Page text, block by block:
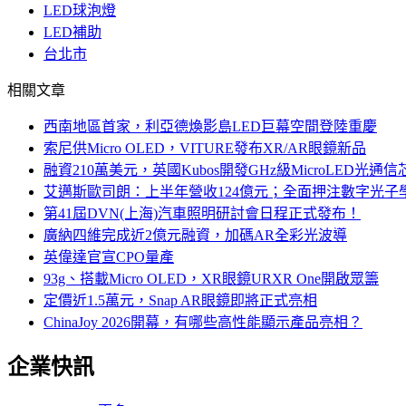
LED球泡燈
LED補助
台北市
相關文章
西南地區首家，利亞德煥影島LED巨幕空間登陸重慶
索尼供Micro OLED，VITURE發布XR/AR眼鏡新品
融資210萬美元，英國Kubos開發GHz級MicroLED光通信
艾邁斯歐司朗：上半年營收124億元；全面押注數字光子
第41屆DVN(上海)汽車照明研討會日程正式發布！
廣納四維完成近2億元融資，加碼AR全彩光波導
英偉達官宣CPO量產
93g、搭載Micro OLED，XR眼鏡URXR One開啟眾籌
定價近1.5萬元，Snap AR眼鏡即將正式亮相
ChinaJoy 2026開幕，有哪些高性能顯示產品亮相？
企業快訊